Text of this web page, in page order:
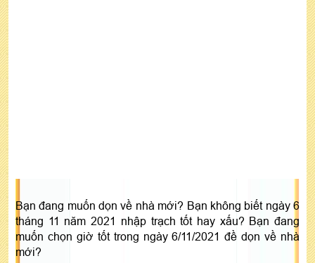
Bạn đang muốn dọn về nhà mới? Bạn không biết ngày 6
tháng 11 năm 2021 nhập trạch tốt hay xấu? Bạn đang
muốn chọn giờ tốt trong ngày 6/11/2021 đề dọn về nhà
mới?